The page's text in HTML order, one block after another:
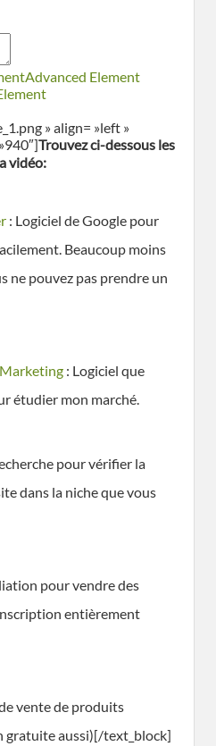
Advanced Element
» align= »left »
Trouvez ci-dessous les
vidéo:
: Logiciel de Google pour
Beaucoup moins
ne pouvez pas prendre un
: Logiciel que
étudier mon marché.
pour vérifier la
dans la niche que vous
pour vendre des
entièrement
vente de produits
gratuite aussi)[/text_block]